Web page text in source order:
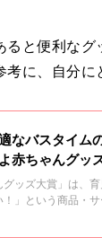
と便利な
に、自分
なバスタイム
赤ちゃんグッ
ッズ大賞」は、
！」という商品・